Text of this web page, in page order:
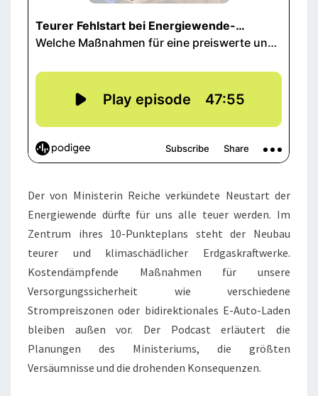
Der von Ministerin Reiche verkündete Neustart der
Energiewende dürfte für uns alle teuer werden. Im
Zentrum ihres 10-Punkteplans steht der Neubau
teurer und klimaschädlicher Erdgaskraftwerke.
Kostendämpfende Maßnahmen für unsere
Versorgungssicherheit wie verschiedene
Strompreiszonen oder bidirektionales E-Auto-Laden
bleiben außen vor. Der Podcast erläutert die
Planungen des Ministeriums, die größten
Versäumnisse und die drohenden Konsequenzen.